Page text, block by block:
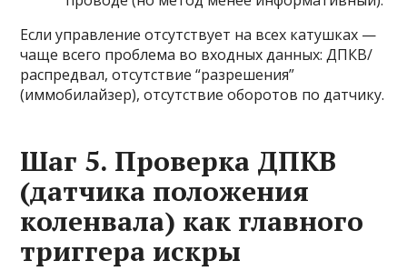
Если управление отсутствует на всех катушках —
чаще всего проблема во входных данных: ДПКВ/
распредвал, отсутствие “разрешения”
(иммобилайзер), отсутствие оборотов по датчику.
Шаг 5. Проверка ДПКВ
(датчика положения
коленвала) как главного
триггера искры